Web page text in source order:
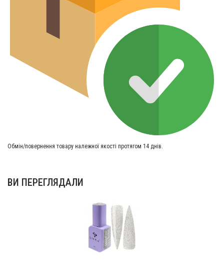
Обмін/повернення товару належної якості протягом 14 днів.
ВИ ПЕРЕГЛЯДАЛИ